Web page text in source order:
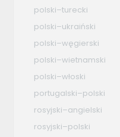
polski–turecki
polski–ukraiński
polski–węgierski
polski–wietnamski
polski–włoski
portugalski–polski
rosyjski–angielski
rosyjski–polski